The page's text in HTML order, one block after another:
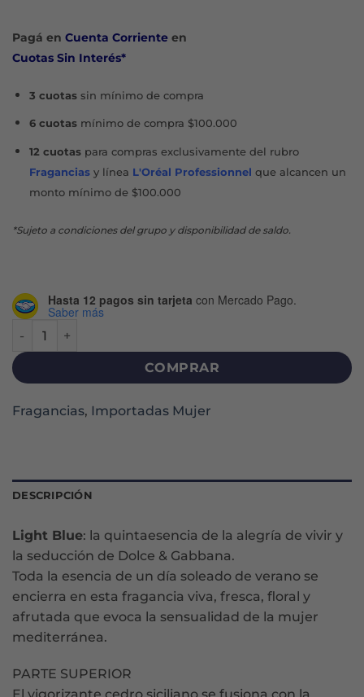
Pagá en Cuenta Corriente en
Cuotas Sin Interés*
3 cuotassin mínimo de compra
6 cuotasmínimo de compra $100.000
12 cuotaspara compras exclusivamente del rubro
Fraganciasy línea L'Oréal Professionnel que alcancen un
monto mínimo de $100.000
*Sujeto a condiciones del grupo y disponibilidad de saldo.
Hasta 12 pagos sin tarjeta con Mercado Pago.
Saber más
COMPRAR
Fragancias, Importadas Mujer
DESCRIPCIÓN
Light Blue: la quintaesencia de la alegría de vivir y
la seducción de Dolce & Gabbana.
Toda la esencia de un día soleado de verano se
encierra en esta fragancia viva, fresca, floral y
afrutada que evoca la sensualidad de la mujer
mediterránea.
PARTE SUPERIOR